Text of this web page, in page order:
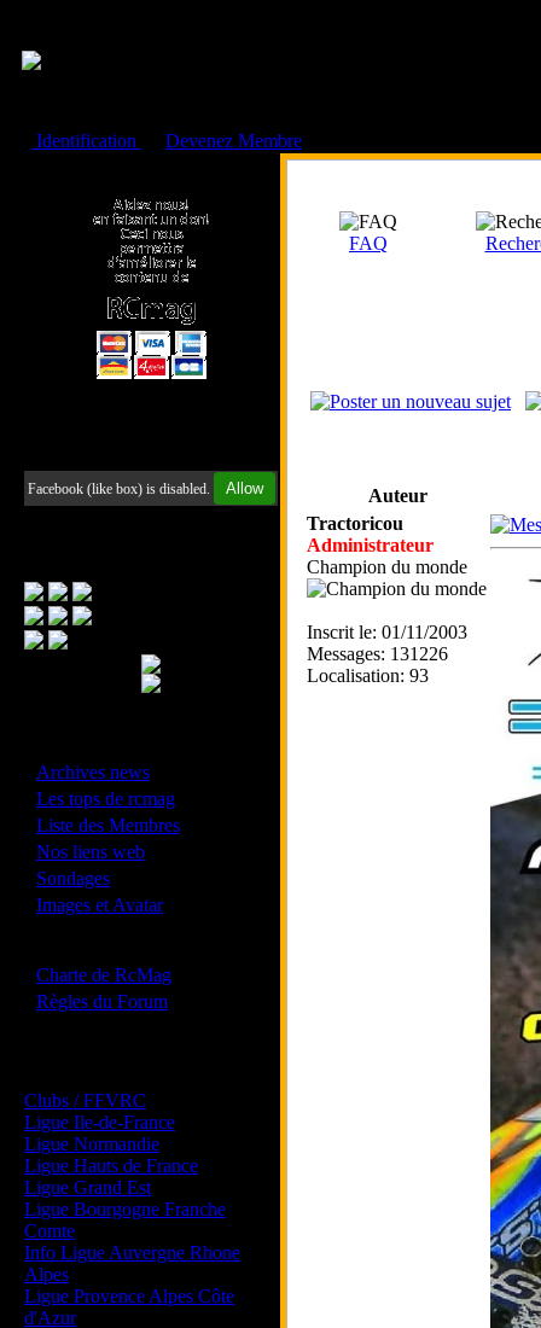
Identification
Devenez Membre
Facebook (like box) is disabled. Allow
Archives news
Les tops de rcmag
Liste des Membres
Nos liens web
Sondages
Images et Avatar
Charte de RcMag
Règles du Forum
Clubs / FFVRC
Ligue Ile-de-France
Ligue Normandie
Ligue Hauts de France
Ligue Grand Est
Ligue Bourgogne Franche
Comte
Info Ligue Auvergne Rhone
Alpes
Ligue Provence Alpes Côte
d'Azur
FAQ
Auteur
Tractoricou
Administrateur
Champion du monde
Inscrit le: 01/11/2003
Messages: 131226
Localisation: 93